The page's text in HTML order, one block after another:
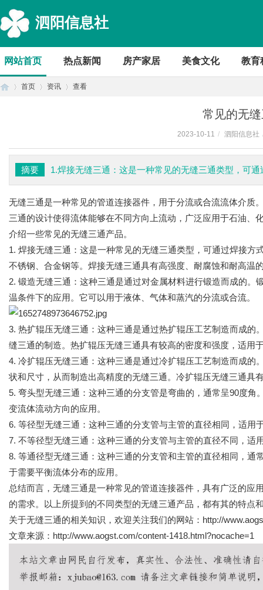
泗阳信息社
网站首页 热点新闻 房产家居 美食文化 教育
首页 资讯 查看
常见的无
2023-10-11 / 泗阳信息社
摘要 1.焊接无缝三通：这是一种常见的无缝三通类型，可
无缝三通是一种常见的管道连接器件，用于分流或合流流体介质
三通的设计使得流体能够在不同方向上流动，广泛应用于石油
介绍一些常见的无缝三通产品。
1. 焊接无缝三通：这是一种常见的无缝三通类型，可通过焊接
不锈钢、合金钢等。焊接无缝三通具有高强度、耐腐蚀和耐高温
2. 锻造无缝三通：这种三通是通过对金属材料进行锻造而成的
温条件下的应用。它可以用于液体、气体和蒸汽的分流或合流。
3. 热扩辊压无缝三通：这种三通是通过热扩辊压工艺制造而成
缝三通的制造。热扩辊压无缝三通具有较高的密度和强度，适用
4. 冷扩辊压无缝三通：这种三通是通过冷扩辊压工艺制造而成
状和尺寸，从而制造出高精度的无缝三通。冷扩辊压无缝三通具
5. 弯头型无缝三通：这种三通的分支管是弯曲的，通常呈90度
变流体流动方向的应用。
6. 等径型无缝三通：这种三通的分支管与主管的直径相同，适用
7. 不等径型无缝三通 ：这种三通的分支管与主管的直径不同，适
8. 等通径型无缝三通：这种三通的分支管和主管的直径相同，
于需要平衡流体分布的应用。
总结而言，无缝三通是一种常见的管道连接器件，具有广泛的
的需求。以上所提到的不同类型的无缝三通产品，都有其的特点
关于无缝三通的相关知识，欢迎关注我们的网站：http://
文章来源：http://www.aogst.com/content-1418.html?nocache=1